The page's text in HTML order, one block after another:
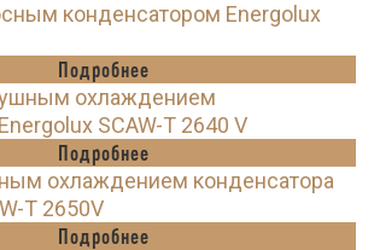
конденсатором Energolux
Подробнее
охлаждением
SCAW-T 2640 V
Подробнее
охлаждением конденсатора
T 2650V
Подробнее